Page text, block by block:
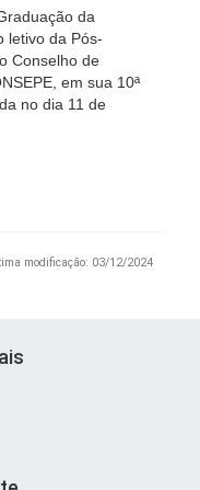
da
letivo da Pós-
Conselho de
em sua 10ª
no dia 11 de
modificação: 03/12/2024